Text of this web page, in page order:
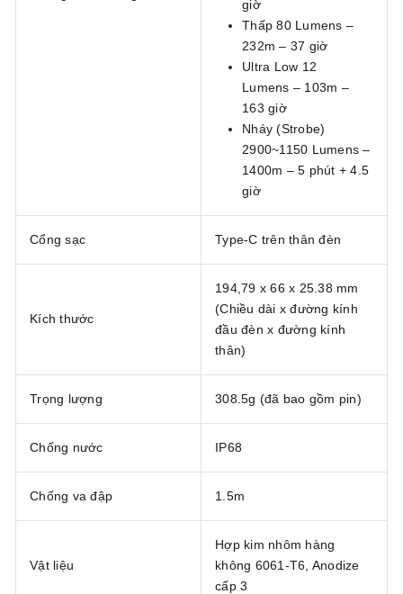
giờ
Thấp 80 Lumens –
232m – 37 giờ
Ultra Low 12
Lumens – 103m –
163 giờ
Nháy (Strobe)
2900~1150 Lumens –
1400m – 5 phút + 4.5
giờ
Cổng sạc Type-C trên thân đèn
Kích thước
194,79 x 66 x 25.38 mm
(Chiều dài x đường kính
đầu đèn x đường kính
thân)
Trọng lượng 308.5g (đã bao gồm pin)
Chống nước IP68
Chống va đập 1.5m
Vật liệu
Hợp kim nhôm hàng
không 6061-T6, Anodize
cấp 3